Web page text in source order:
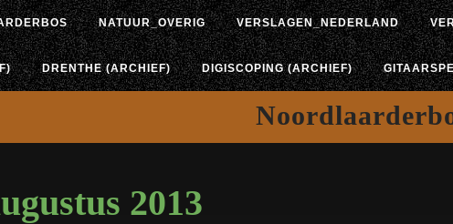
NATUUR_OVERIG VERSLAGEN_NEDERLAND
DRENTHE (ARCHIEF) DIGISCOPING (ARCHIEF)
2013